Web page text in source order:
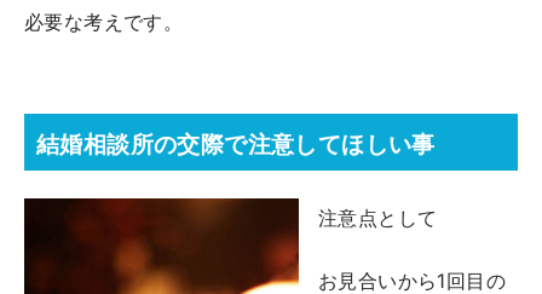
必要な考えです。
結婚相談所の交際で注意してほしい事
注意点として
お見合いから1回目の